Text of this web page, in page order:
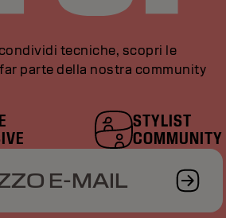
tecniche, scopri le
parte della nostra community
STYLIST
COMMUNITY
E-MAIL